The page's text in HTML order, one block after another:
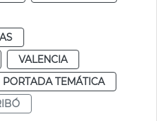
VALENCIA
PORTADA TEMÁTICA